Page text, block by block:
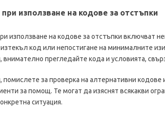
използване на кодове за отстъпки
използване на кодове за отстъпки включват
код или непостигане на минималните
прегледайте кода и условията,
помислете за проверка на алтернативни кодове
за помощ. Те могат да изяснят всякакви
ситуация.